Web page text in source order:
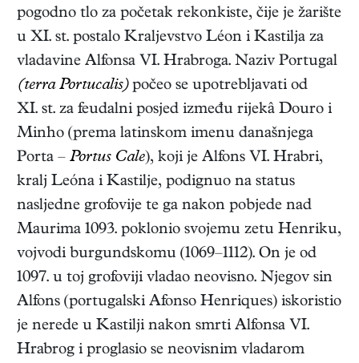
pogodno tlo za početak rekonkiste, čije je žarište
u XI. st. postalo Kraljevstvo Léon i Kastilja za
vladavine Alfonsa VI. Hrabroga. Naziv Portugal
(terra Portucalis)počeo se upotrebljavati od
XI. st. za feudalni posjed između rijekâ Douro i
Minho (prema latinskom imenu današnjega
Porta – Portus Cale), koji je Alfons VI. Hrabri,
kralj Leóna i Kastilje, podignuo na status
nasljedne grofovije te ga nakon pobjede nad
Maurima 1093. poklonio svojemu zetu Henriku,
vojvodi burgundskomu (1069–1112). On je od
1097. u toj grofoviji vladao neovisno. Njegov sin
Alfons (portugalski Afonso Henriques) iskoristio
je nerede u Kastilji nakon smrti Alfonsa VI.
Hrabrog i proglasio se neovisnim vladarom